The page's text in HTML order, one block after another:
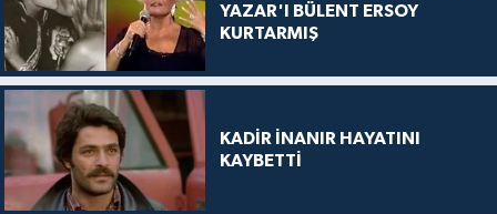
YAZAR'I BÜLENT ERSOY
KURTARMIŞ
KADİR İNANIR HAYATINI
KAYBETTİ